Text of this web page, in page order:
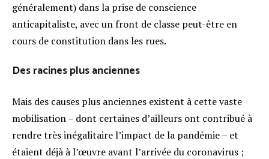
généralement) dans la prise de conscience
anticapitaliste, avec un front de classe peut-être en
cours de constitution dans les rues.
Des racines plus anciennes
Mais des causes plus anciennes existent à cette vaste
mobilisation – dont certaines d’ailleurs ont contribué à
rendre très inégalitaire l’impact de la pandémie – et
étaient déjà à l’œuvre avant l’arrivée du coronavirus ;